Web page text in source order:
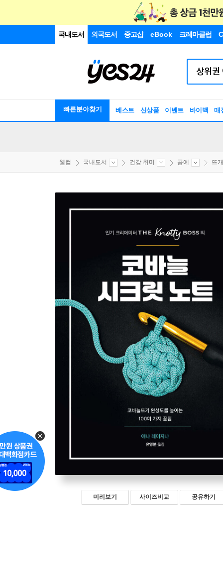
국내도서 외국도서 중고샵 eBook 크레마클럽
빠른분야찾기 베스트 신상품 이벤트 바이백 매
웰컴 국내도서 건강 취미 공예 뜨
미리보기 사이즈비교 공유하기